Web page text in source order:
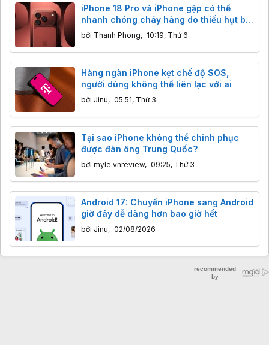
iPhone 18 Pro và iPhone gập có thể
nhanh chóng cháy hàng do thiếu hụt bộ
nhớ
bởi Thanh Phong, 10:19, Thứ 6
Hàng ngàn iPhone kẹt chế độ SOS,
người dùng không thể liên lạc với ai
bởi Jinu, 05:51, Thứ 3
Tại sao iPhone không thể chinh phục
được đàn ông Trung Quốc?
bởi myle.vnreview, 09:25, Thứ 3
Android 17: Chuyển iPhone sang Android
giờ đây dễ dàng hơn bao giờ hết
bởi Jinu, 02/08/2026